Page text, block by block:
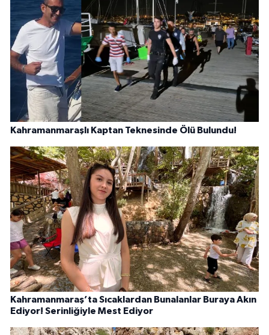
Kahramanmaraşlı Kaptan Teknesinde Ölü Bulundu!
Kahramanmaraş’ta Sıcaklardan Bunalanlar Buraya Akın
Ediyor! Serinliğiyle Mest Ediyor